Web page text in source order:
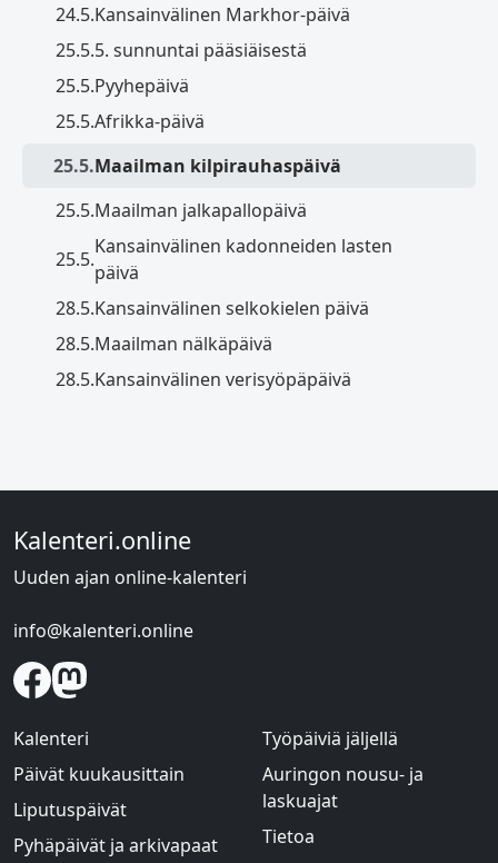
24.5.Kansainvälinen Markhor-päivä
25.5.5. sunnuntai pääsiäisestä
25.5.Pyyhepäivä
25.5.Afrikka-päivä
25.5.Maailman kilpirauhaspäivä
25.5.Maailman jalkapallopäivä
25.5.
Kansainvälinen kadonneiden lasten
päivä
28.5.Kansainvälinen selkokielen päivä
28.5.Maailman nälkäpäivä
28.5.Kansainvälinen verisyöpäpäivä
Kalenteri.online
Uuden ajan online-kalenteri
info@kalenteri.online
Kalenteri
Päivät kuukausittain
Liputuspäivät
Pyhäpäivät ja arkivapaat
Työpäiviä jäljellä
Auringon nousu- ja
laskuajat
Tietoa